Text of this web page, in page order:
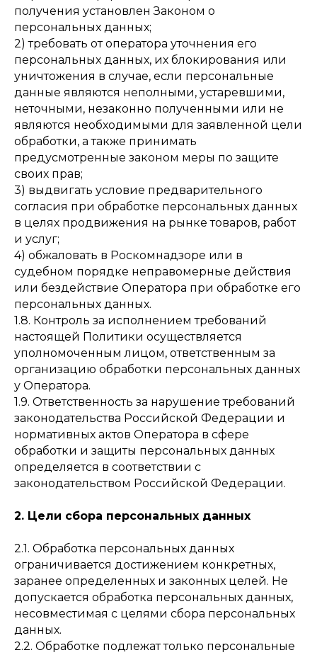
получения установлен Законом о
персональных данных;
2) требовать от оператора уточнения его
персональных данных, их блокирования или
уничтожения в случае, если персональные
данные являются неполными, устаревшими,
неточными, незаконно полученными или не
являются необходимыми для заявленной цели
обработки, а также принимать
предусмотренные законом меры по защите
своих прав;
3) выдвигать условие предварительного
согласия при обработке персональных данных
в целях продвижения на рынке товаров, работ
и услуг;
4) обжаловать в Роскомнадзоре или в
судебном порядке неправомерные действия
или бездействие Оператора при обработке его
персональных данных.
1.8. Контроль за исполнением требований
настоящей Политики осуществляется
уполномоченным лицом, ответственным за
организацию обработки персональных данных
у Оператора.
1.9. Ответственность за нарушение требований
законодательства Российской Федерации и
нормативных актов Оператора в сфере
обработки и защиты персональных данных
определяется в соответствии с
законодательством Российской Федерации.
2. Цели сбора персональных данных
2.1. Обработка персональных данных
ограничивается достижением конкретных,
заранее определенных и законных целей. Не
допускается обработка персональных данных,
несовместимая с целями сбора персональных
данных.
2.2. Обработке подлежат только персональные